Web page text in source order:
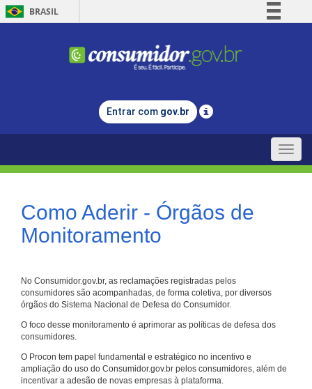
BRASIL
Comunica BR
Legislação
Entrar com gov.br
Toggle
Como Aderir - Órgãos de
Monitoramento
No Consumidor.gov.br, as reclamações registradas pelos
consumidores são acompanhadas, de forma coletiva, por diversos
órgãos do Sistema Nacional de Defesa do Consumidor.
O foco desse monitoramento é aprimorar as políticas de defesa dos
consumidores.
O Procon tem papel fundamental e estratégico no incentivo e
ampliação do uso do Consumidor.gov.br pelos consumidores, além de
incentivar a adesão de novas empresas à plataforma.